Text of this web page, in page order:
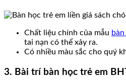
Chất liệu chính của mẫu
tai nạn có thể xảy ra.
Có nhiều màu sắc cho quý
3. Bài trí bàn học trẻ em